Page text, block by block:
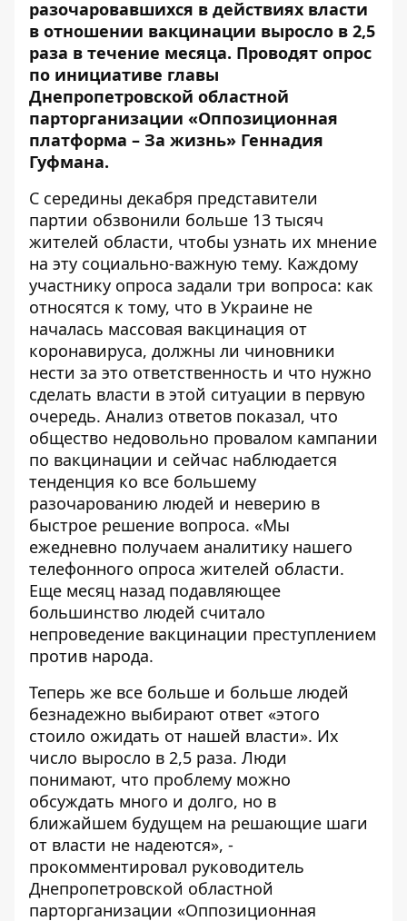
разочаровавшихся в действиях власти
в отношении вакцинации выросло в 2,5
раза в течение месяца. Проводят опрос
по инициативе главы
Днепропетровской областной
парторганизации «Оппозиционная
платформа – За жизнь» Геннадия
Гуфмана.
С середины декабря представители
партии обзвонили больше 13 тысяч
жителей области, чтобы узнать их мнение
на эту социально-важную тему. Каждому
участнику опроса задали три вопроса: как
относятся к тому, что в Украине не
началась массовая вакцинация от
коронавируса, должны ли чиновники
нести за это ответственность и что нужно
сделать власти в этой ситуации в первую
очередь. Анализ ответов показал, что
общество недовольно провалом кампании
по вакцинации и сейчас наблюдается
тенденция ко все большему
разочарованию людей и неверию в
быстрое решение вопроса. «Мы
ежедневно получаем аналитику нашего
телефонного опроса жителей области.
Еще месяц назад подавляющее
большинство людей считало
непроведение вакцинации преступлением
против народа.
Теперь же все больше и больше людей
безнадежно выбирают ответ «этого
стоило ожидать от нашей власти». Их
число выросло в 2,5 раза. Люди
понимают, что проблему можно
обсуждать много и долго, но в
ближайшем будущем на решающие шаги
от власти не надеются», -
прокомментировал руководитель
Днепропетровской областной
парторганизации «Оппозиционная